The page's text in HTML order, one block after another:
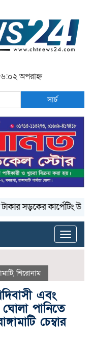
অপরাহ্ন
সার্চ
কার্পেটিং উঠে যাচ্ছে
Toggle
,শিরোনাম
এবং
ঘোলা পানিতে
চেম্বার